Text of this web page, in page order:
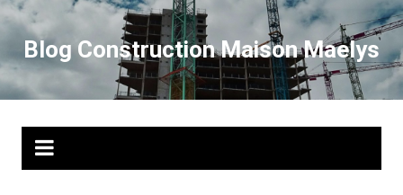
Aller
contenuBlog Construction Maison Maelys